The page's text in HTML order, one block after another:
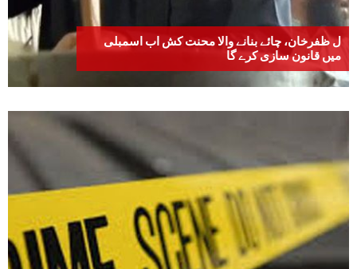
ل ظفرخان، چائے بنانے والا محنت کش اب اسمبلی
میں قانون سازی کرے گا